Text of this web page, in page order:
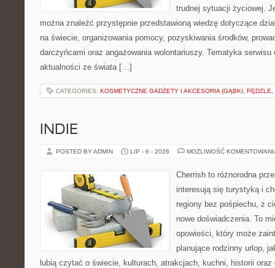
trudnej sytuacji życiowej.
można znaleźć przystępnie przedstawioną wiedzę dotyczące
na świecie, organizowania pomocy, pozyskiwania środków,
darczyńcami oraz angażowania wolontariuszy. Tematyka
aktualności ze świata […]
CATEGORIES: KOSMETYCZNE GADŻETY I AKCESORIA (GĄBKI, PĘDZLE,
INDIE
POSTED BY ADMIN LIP - 6 - 2026 MOŻLIWOŚĆ
Cherrish to różnorodna
interesują się turystyką i
regiony bez pośpiechu, z
nowe doświadczenia. To
opowieści, który może
planujące rodzinny urlop,
lubią czytać o świecie, kulturach, atrakcjach, kuchni, historii